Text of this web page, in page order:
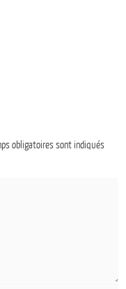
obligatoires sont indiqués